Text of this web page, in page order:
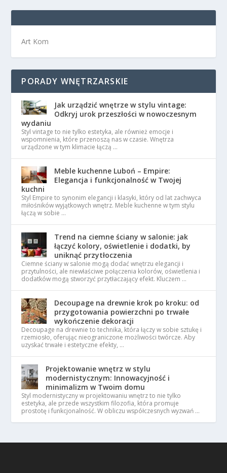
Art Kom
PORADY WNĘTRZARSKIE
Jak urządzić wnętrze w stylu vintage:
Odkryj urok przeszłości w nowoczesnym
wydaniu
Styl vintage to nie tylko estetyka, ale również emocje i
wspomnienia, które przenoszą nas w czasie. Wnętrza
urządzone w tym klimacie łączą …
Meble kuchenne Luboń – Empire:
Elegancja i funkcjonalność w Twojej
kuchni
Styl Empire to synonim elegancji i klasyki, który od lat zachwyca
miłośników wyjątkowych wnętrz. Meble kuchenne w tym stylu
łączą w sobie …
Trend na ciemne ściany w salonie: jak
łączyć kolory, oświetlenie i dodatki, by
uniknąć przytłoczenia
Ciemne ściany w salonie mogą dodać wnętrzu elegancji i
przytulności, ale niewłaściwe połączenia kolorów, oświetlenia i
dodatków mogą stworzyć przytłaczający efekt. Kluczem …
Decoupage na drewnie krok po kroku: od
przygotowania powierzchni po trwałe
wykończenie dekoracji
Decoupage na drewnie to technika, która łączy w sobie sztukę i
rzemiosło, oferując nieograniczone możliwości twórcze. Aby
uzyskać trwałe i estetyczne efekty, …
Projektowanie wnętrz w stylu
modernistycznym: Innowacyjność i
minimalizm w Twoim domu
Styl modernistyczny w projektowaniu wnętrz to nie tylko
estetyka, ale przede wszystkim filozofia, która promuje
prostotę i funkcjonalność. W obliczu współczesnych wyzwań …